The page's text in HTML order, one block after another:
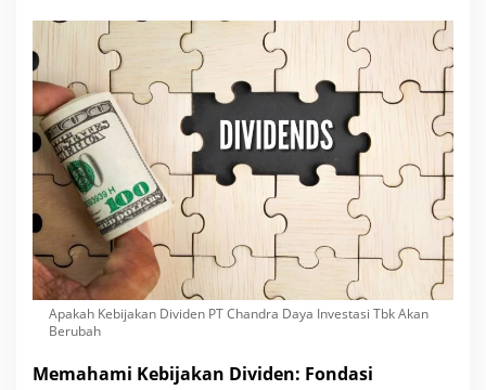
Apakah Kebijakan Dividen PT Chandra Daya Investasi Tbk Akan
Berubah
Memahami Kebijakan Dividen: Fondasi